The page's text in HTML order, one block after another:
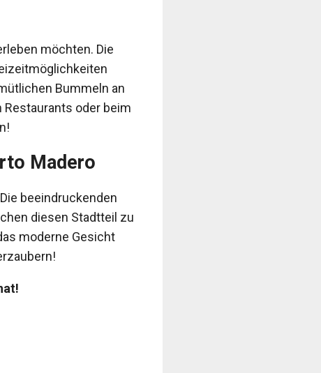
möchten. Die
Bummeln an
Restaurants oder beim
Madero
beeindruckenden
diesen Stadtteil zu
moderne Gesicht